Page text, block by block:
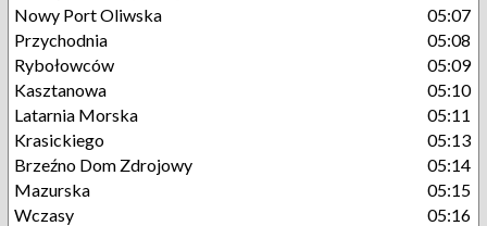
Nowy Port Oliwska
05:07
Przychodnia
05:08
Rybołowców
05:09
Kasztanowa
05:10
Latarnia Morska
05:11
Krasickiego
05:13
Brzeźno Dom Zdrojowy
05:14
Mazurska
05:15
Wczasy
05:16